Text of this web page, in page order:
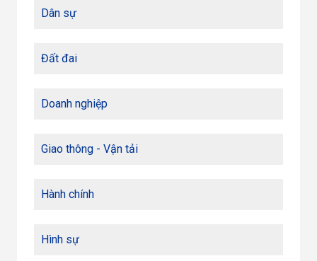
Dân sự
Đất đai
Doanh nghiệp
Giao thông - Vận tải
Hành chính
Hình sự